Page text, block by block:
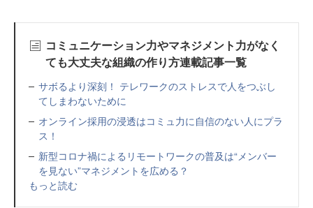
コミュニケーション力やマネジメント力がなく
ても大丈夫な組織の作り方連載記事一覧
サボるより深刻！ テレワークのストレスで人をつぶし
てしまわないために
オンライン採用の浸透はコミュ力に自信のない人にプラ
ス！
新型コロナ禍によるリモートワークの普及は“メンバー
を見ない”マネジメントを広める？
もっと読む